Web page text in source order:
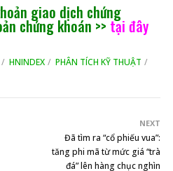
giao dịch chứng
chứng khoán >>
HNINDEX
PHÂN TÍCH KỸ THUẬT
NEXT
Đã tìm ra “cổ phiếu vua”:
tăng phi mã từ mức giá “trà
đá” lên hàng chục nghìn